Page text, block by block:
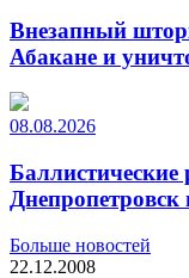
Внезапный
Абакане и
08.08.2026
Баллистические
Больше новостей
22.12.2008